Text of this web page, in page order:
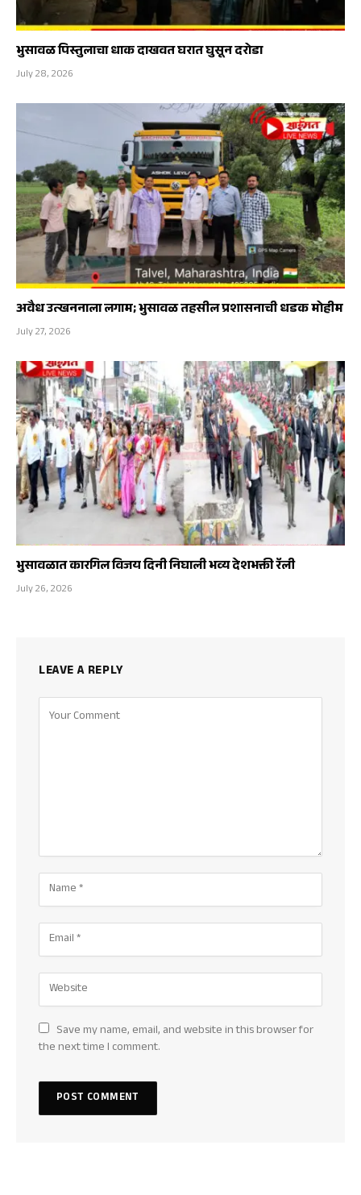
भुसावळ पिस्तुलाचा धाक दाखवत घरात घुसून दरोडा
July 28, 2026
अवैध उत्खननाला लगाम; भुसावळ तहसील प्रशासनाची धडक मोहीम
July 27, 2026
भुसावळात कारगिल विजय दिनी निघाली भव्य देशभक्ती रॅली
July 26, 2026
LEAVE A REPLY
Save my name, email, and website in this browser for
the next time I comment.